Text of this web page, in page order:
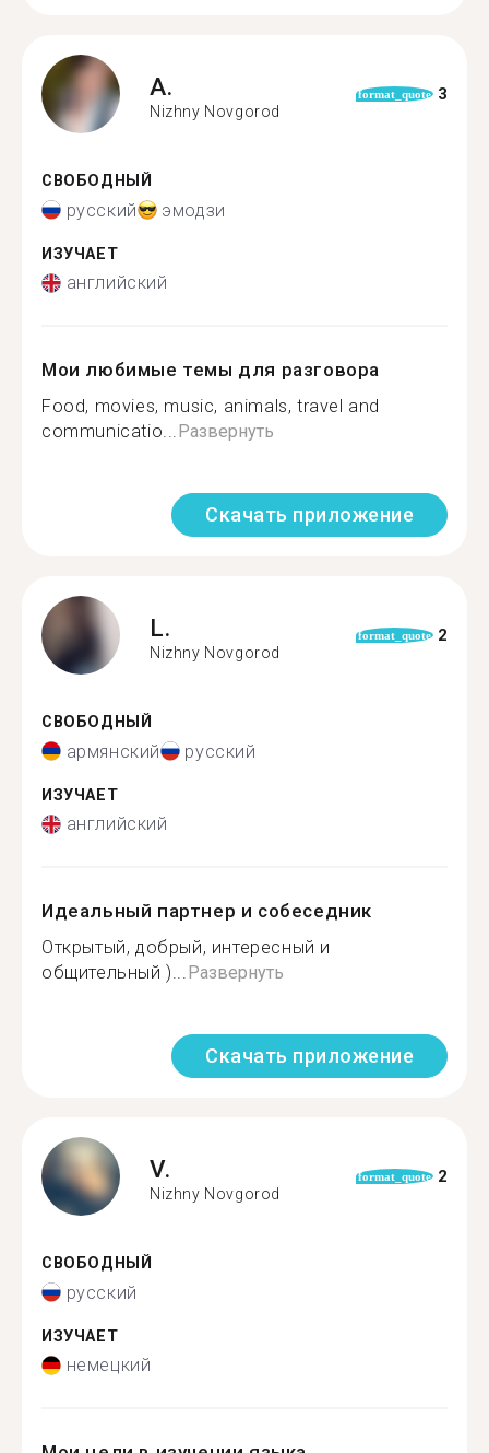
A.
Nizhny Novgorod
format_quote 3
СВОБОДНЫЙ
русский эмодзи
ИЗУЧАЕТ
английский
Мои любимые темы для разговора
Food, movies, music, animals, travel and
communicatio...Развернуть
Скачать приложение
L.
Nizhny Novgorod
format_quote 2
СВОБОДНЫЙ
армянский русский
ИЗУЧАЕТ
английский
Идеальный партнер и собеседник
Открытый, добрый, интересный и
общительный )...Развернуть
Скачать приложение
V.
Nizhny Novgorod
format_quote 2
СВОБОДНЫЙ
русский
ИЗУЧАЕТ
немецкий